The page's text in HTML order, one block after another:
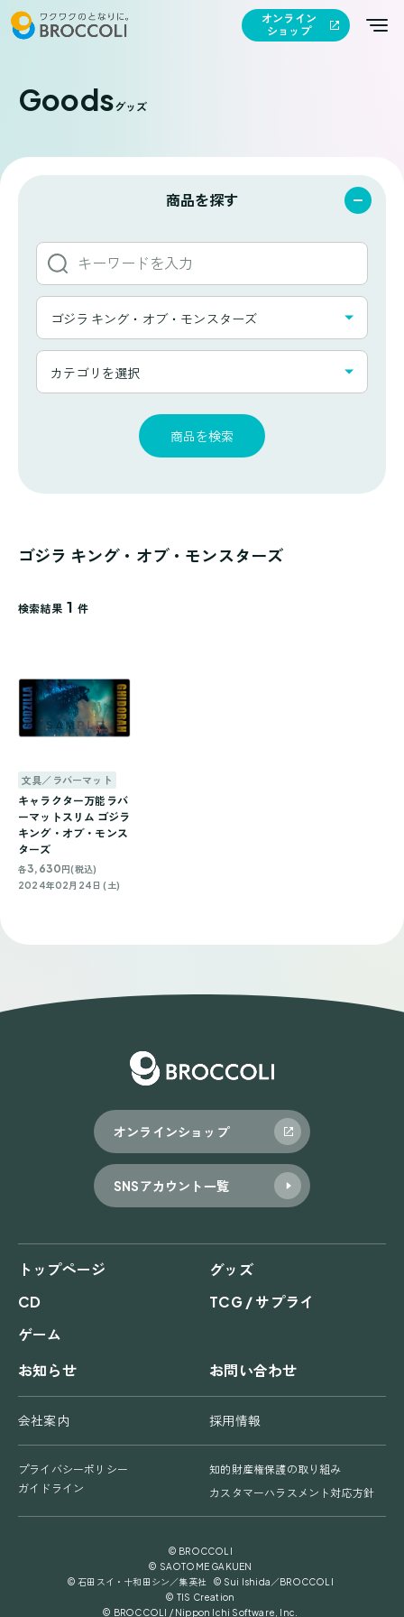
オンライン
ショップ
Goodsグッズ
商品を探す
キ
ワ
ド
か
タ
ト
一
ゴジラ キング・オブ・モンスターズ
カ
カテゴリを選択
商品を検索
ゴジラ キング・オブ・モンスターズ
検索結果 1 件
文具／ラバーマット
キャラクター万能ラバ
ーマットスリム ゴジラ
キング・オブ・モンス
ターズ
各3,630円(税込)
2024年02月24日 (土)
オンラインショップ
SNSアカウント一覧
トップページ
グッズ
CD
TCG / サプライ
ゲーム
お知らせ
お問い合わせ
会社案内 採用情報
プライバシーポリシー
知的財産権保護の取り組み
ガイドライン
カスタマーハラスメント対応方針
© BROCCOLI
© SAOTOME GAKUEN
© 石田スイ・十和田シン／集英社 © Sui Ishida／BROCCOLI
© TIS Creation
© BROCCOLI / Nippon Ichi Software, Inc.